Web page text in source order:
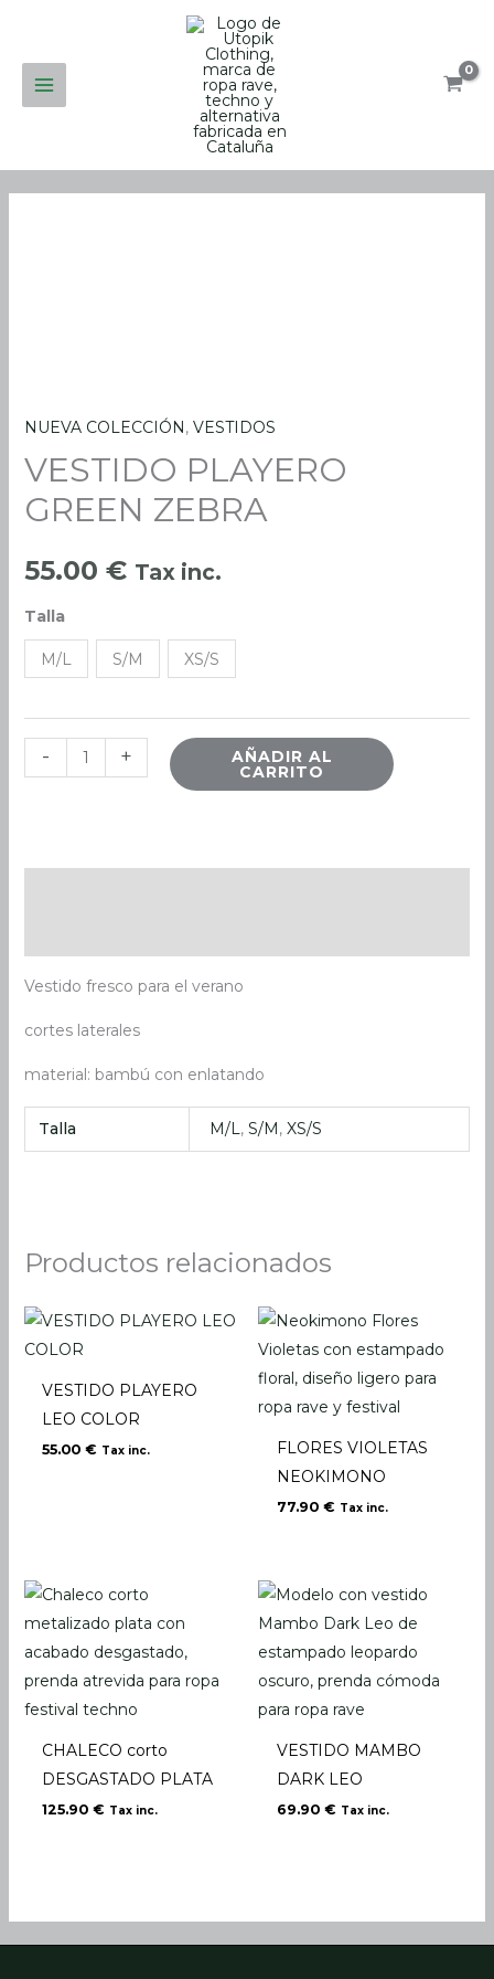
contenido
NUEVA COLECCIÓN, VESTIDOS
VESTIDO PLAYERO
GREEN ZEBRA
55.00 € Tax inc.
Talla
M/L S/M XS/S
-
VESTIDO
PLAYERO
ZEBRA
+ AÑADIR AL
CARRITO
Vestido fresco para el verano
cortes laterales
material: bambú con enlatando
Talla M/L,S/M ,XS/S
Productos relacionados
VESTIDO PLAYERO
LEO COLOR
55.00€ Tax inc.
FLORES VIOLETAS
NEOKIMONO
77.90 € Tax inc.
CHALECO corto
DESGASTADO PLATA
125.90€ Tax inc.
VESTIDO MAMBO
DARK LEO
69.90 € Tax inc.